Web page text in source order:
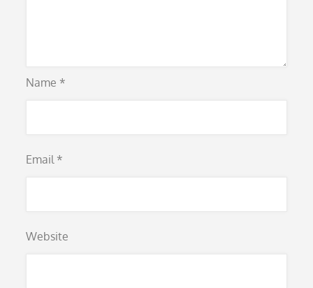
Name *
Email *
Website